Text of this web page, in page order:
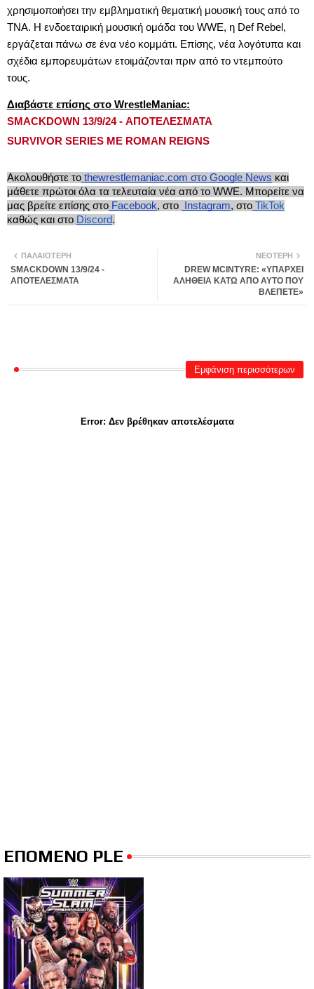
χρησιμοποιήσει την εμβληματική θεματική μουσική τους από το
TNA. Η ενδοεταιρική μουσική ομάδα του WWE, η Def Rebel,
εργάζεται πάνω σε ένα νέο κομμάτι. Επίσης, νέα λογότυπα και
σχέδια εμπορευμάτων ετοιμάζονται πριν από το ντεμπούτο
τους.
Διαβάστε επίσης στο WrestleManiac:
SMACKDOWN 13/9/24 - ΑΠΟΤΕΛΕΣΜΑΤΑ
SURVIVOR SERIES ΜΕ ROMAN REIGNS
Ακολουθήστε το thewrestlemaniac.com στο Google News και
μάθετε πρώτοι όλα τα τελευταία νέα από το WWE. Μπορείτε να
μας βρείτε επίσης στο Facebook, στο Instagram, στο TikTok
καθώς και στο Discord.
ΝΕΌΤΕΡΗ
DREW MCINTYRE: «ΥΠΑΡΧΕΙ
ΑΛΗΘΕΙΑ ΚΑΤΩ ΑΠΟ ΑΥΤΟ ΠΟΥ
ΒΛΕΠΕΤΕ»
ΠΑΛΑΙΌΤΕΡΗ
SMACKDOWN 13/9/24 -
ΑΠΟΤΕΛΕΣΜΑΤΑ
Εμφάνιση περισσότερων
Error: Δεν βρέθηκαν αποτελέσματα
ΕΠΟΜΕΝΟ PLE